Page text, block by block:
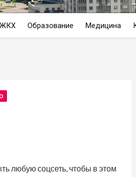
ЖКХ Образование Медицина
любую соцсеть, чтобы в этом